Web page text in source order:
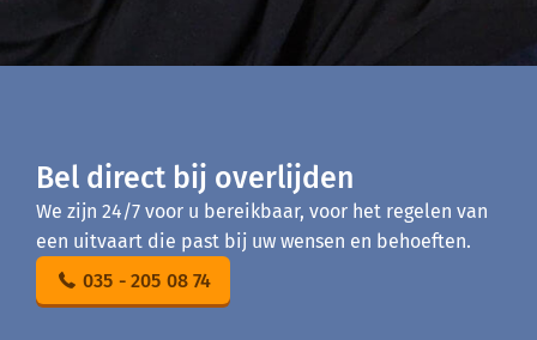
Bel direct bij overlijden
We zijn 24/7 voor u bereikbaar, voor het regelen van
een uitvaart die past bij uw wensen en behoeften.
035 - 205 08 74